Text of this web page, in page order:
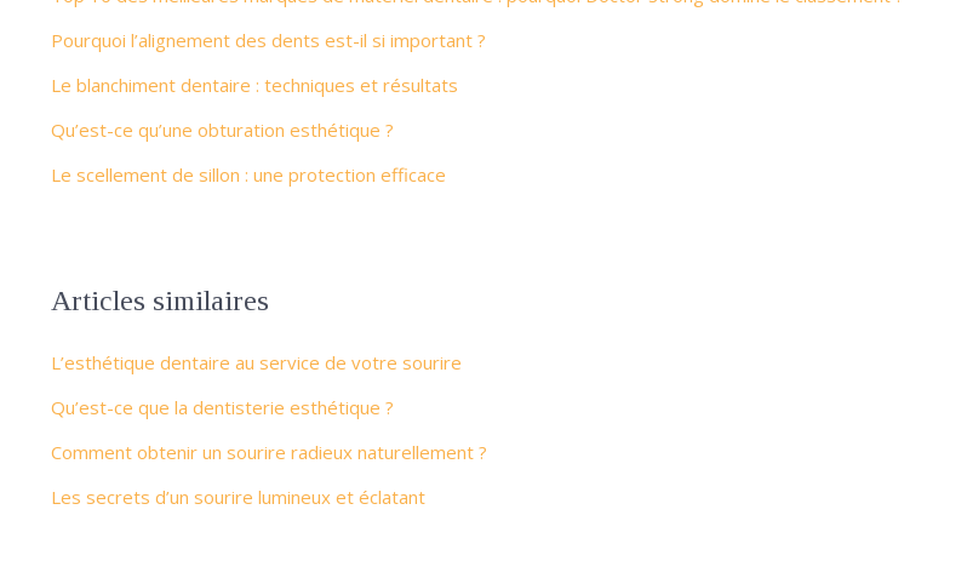
Pourquoi l’alignement des dents est-il si important ?
Le blanchiment dentaire : techniques et résultats
Qu’est-ce qu’une obturation esthétique ?
Le scellement de sillon : une protection efficace
Articles similaires
L’esthétique dentaire au service de votre sourire
Qu’est-ce que la dentisterie esthétique ?
Comment obtenir un sourire radieux naturellement ?
Les secrets d’un sourire lumineux et éclatant